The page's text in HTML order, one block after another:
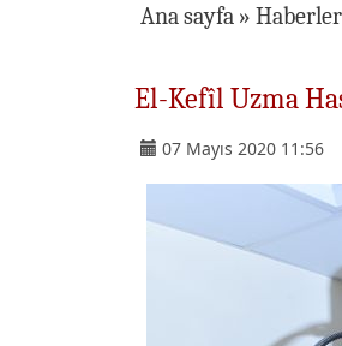
Ana sayfa » Haberler
El-Kefîl Uzma
07 Mayıs 2020 11:56